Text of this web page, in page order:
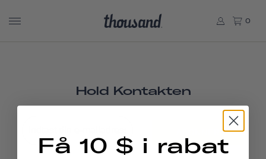
0
Hold Kontakten
Få 10 $ i rabat